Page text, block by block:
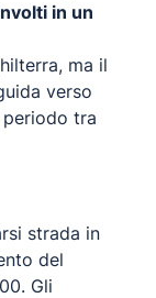
in un
ma il
verso
tra
strada in
del
Gli